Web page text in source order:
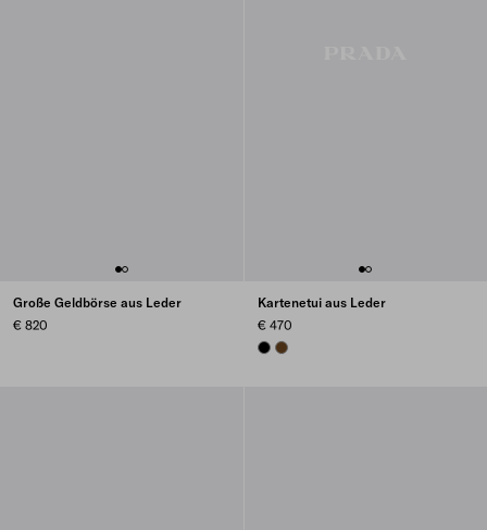
Große Geldbörse aus Leder
€ 820
Kartenetui aus Leder
€ 470
BLACKCHESTNUT BROWN